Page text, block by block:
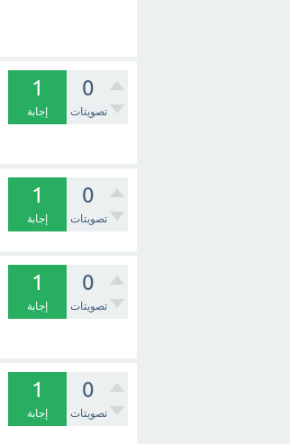
0
تصويتات
1
إجابة
0
تصويتات
1
إجابة
0
تصويتات
1
إجابة
0
تصويتات
1
إجابة